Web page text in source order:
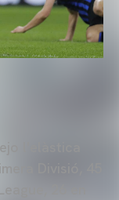
l'elàstica
Divisió, 45
26 en